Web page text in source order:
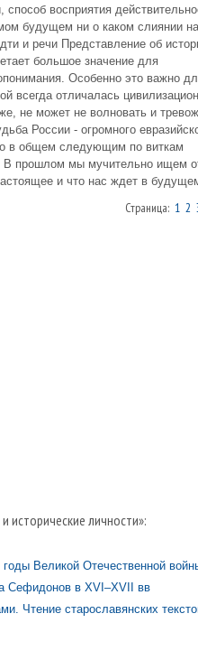
восприятия
будущем ни о каком слиянии
и речи Представление об
большое значение для
Особенно это важно
всегда отличалась
не может не волновать и
России - огромного
в общем следующим по виткам
В прошлом мы мучительно ищем
и что нас ждет в
Страница: 1 2
исторические личности»:
годы Великой Отечественной
Сефидонов в XVI–XVII вв
Чтение старославянских